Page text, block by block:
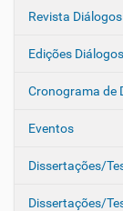
Revista Diálogos
Edições Diálogos
Cronograma de
Eventos
Dissertações/
Dissertações/